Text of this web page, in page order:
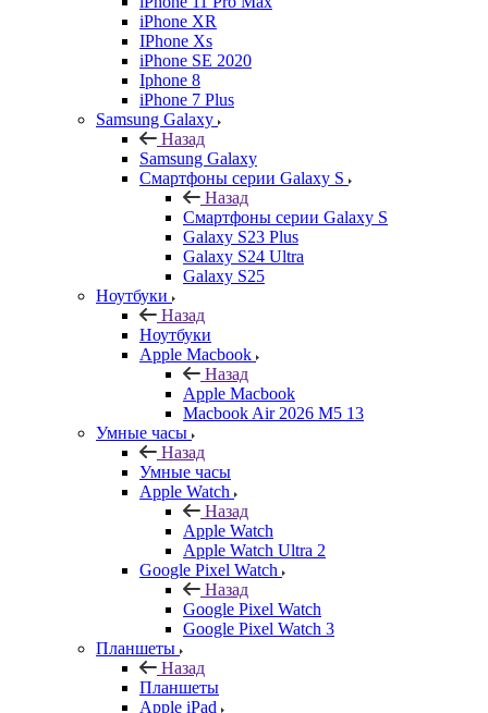
iPhone XR
IPhone Xs
iPhone SE 2020
Iphone 8
iPhone 7 Plus
Samsung Galaxy
Назад
Samsung Galaxy
Смартфоны серии Galaxy S
Назад
Смартфоны серии Galaxy S
Galaxy S23 Plus
Galaxy S24 Ultra
Galaxy S25
Ноутбуки
Назад
Ноутбуки
Apple Macbook
Назад
Apple Macbook
Macbook Air 2026 M5 13
Умные часы
Назад
Умные часы
Apple Watch
Назад
Apple Watch
Apple Watch Ultra 2
Google Pixel Watch
Назад
Google Pixel Watch
Google Pixel Watch 3
Планшеты
Назад
Планшеты
Apple iPad